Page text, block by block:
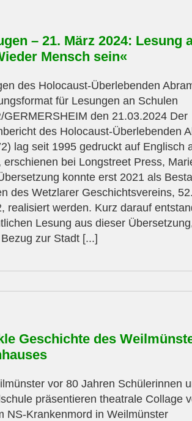
– 21. März 2024: Lesung
Mensch sein«
des Holocaust-Überlebenden
für Lesungen an Schulen
GERMERSHEIM den 21.03.2024 Der
des Holocaust-Überlebenden
lag seit 1995 gedruckt auf Englisch
erschienen bei Longstreet Press,
konnte erst 2021 als
des Wetzlarer Geschichtsvereins,
realisiert werden. Kurz darauf
Lesung aus dieser
zur Stadt [...]
Geschichte des
vor 80 Jahren Schülerinnen
präsentieren theatrale Collage
NS-Krankenmord in Weilmünster